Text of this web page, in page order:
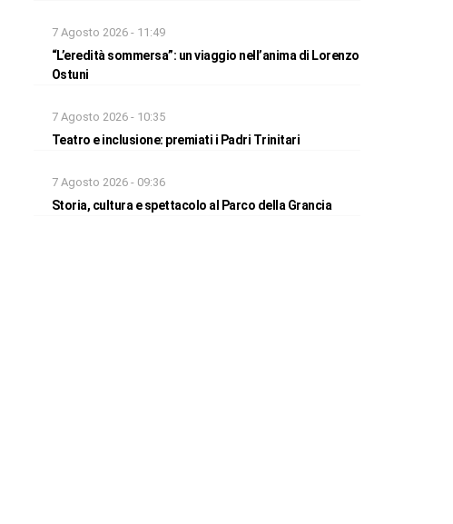
7 Agosto 2026 - 11:49
“L’eredità sommersa”: un viaggio nell’anima di Lorenzo
Ostuni
7 Agosto 2026 - 10:35
Teatro e inclusione: premiati i Padri Trinitari
7 Agosto 2026 - 09:36
Storia, cultura e spettacolo al Parco della Grancia